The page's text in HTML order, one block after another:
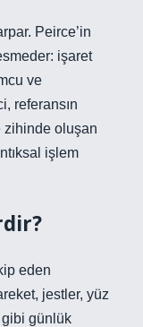
Peirce’in
işaret
ve
referansın
zihinde oluşan
işlem
eden
jestler, yüz
günlük